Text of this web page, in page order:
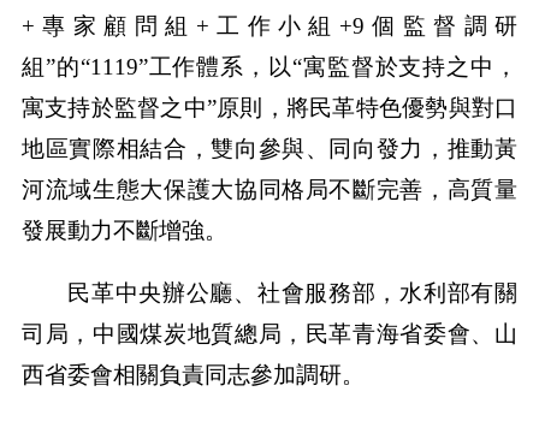
+專家顧問組+工作小組+9個監督調研
組”的“1119”工作體系，以“寓監督於支持之中，
寓支持於監督之中”原則，將民革特色優勢與對口
地區實際相結合，雙向參與、同向發力，推動黃
河流域生態大保護大協同格局不斷完善，高質量
發展動力不斷增強。
民革中央辦公廳、社會服務部，水利部有關
司局，中國煤炭地質總局，民革青海省委會、山
西省委會相關負責同志參加調研。